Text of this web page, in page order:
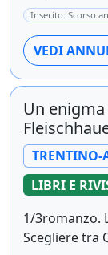
Inserito: Scorso
VEDI
Un
TRENTINO-
LIBRI E
1/3romanzo.
Scegliere tra